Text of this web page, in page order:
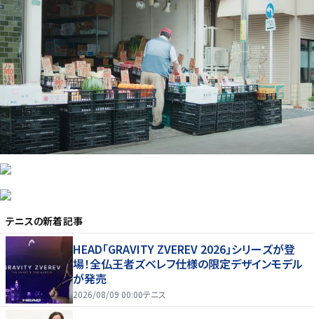
テニスの新着記事
HEAD「GRAVITY ZVEREV 2026」シリーズが登
場！全仏王者ズベレフ仕様の限定デザインモデル
が発売
2026/08/09 00:00テニス